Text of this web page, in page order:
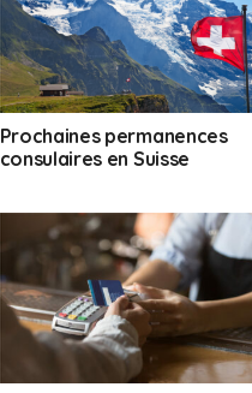
Prochaines permanences
consulaires en Suisse